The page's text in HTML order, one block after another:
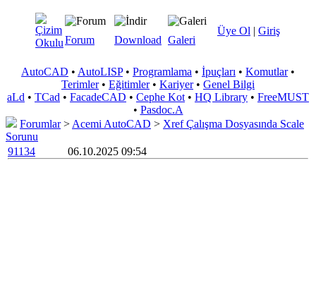
Üye Ol | Giriş
Forum Download Galeri
AutoCAD • AutoLISP• Programlama • İpuçları • Komutlar•
Terimler• Eğitimler• Kariyer• Genel Bilgi
aLd • TCad • FacadeCAD • Cephe Kot • HQ Library • FreeMUST
• Pasdoc.A
Forumlar> Acemi AutoCAD > Xref Çalışma Dosyasında Scale
Sorunu
91134
06.10.2025 09:54